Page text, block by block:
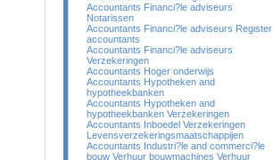
Accountants Financi?le adviseurs
Notarissen
Accountants Financi?le adviseurs Register
accountants
Accountants Financi?le adviseurs
Verzekeringen
Accountants Hoger onderwijs
Accountants Hypotheken and
hypotheekbanken
Accountants Hypotheken and
hypotheekbanken Verzekeringen
Accountants Inboedel Verzekeringen
Levensverzekeringsmaatschappijen
Accountants Industri?le and commerci?le
bouw Verhuur bouwmachines Verhuur